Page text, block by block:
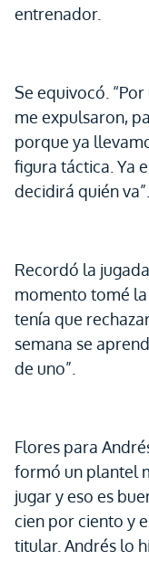
entrenador.
Se equivocó.
me expulsaron,
porque ya
figura táctica. Ya
decidirá quién va”.
Recordó la
momento tomé
tenía que
semana se
de uno”.
Flores para
formó un plantel
jugar y eso es
cien por ciento y
titular. Andrés lo